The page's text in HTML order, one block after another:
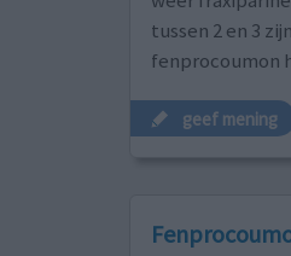
tussen 2 en 3
fenprocoumon
geef mening